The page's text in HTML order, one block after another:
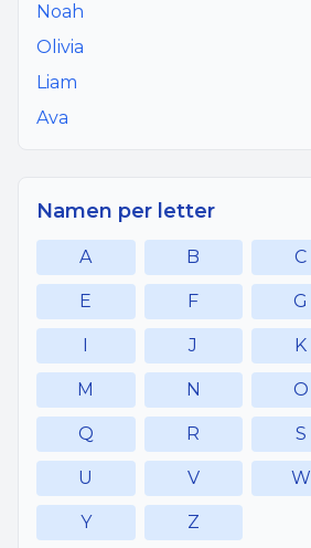
Noah
Olivia
Liam
Ava
Namen per letter
A B C
E F G
I J K
M N O
Q R S
U V W
Y Z